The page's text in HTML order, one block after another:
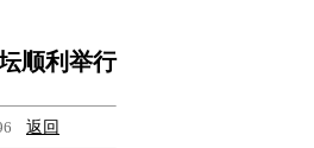
顺利举行
返回